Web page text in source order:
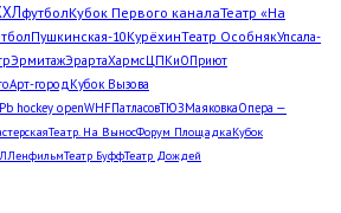
футболКубок Первого каналаТеатр «На
Пушкинская-10КурёхинТеатр ОсобнякУпсала-
ЭрмитажЭрартаХармсЦПКиОПриют
Арт-город Кубок Вызова
hockey openWHFПатласовТЮЗМаяковкаОпера —
Театр. На ВыносФорум ПлощадкаКубок
ЛенфильмТеатр БуффТеатр Дождей